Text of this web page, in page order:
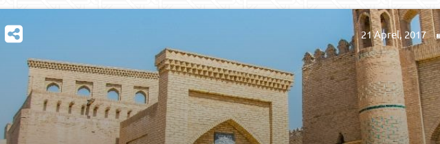
21 Aprel, 2017